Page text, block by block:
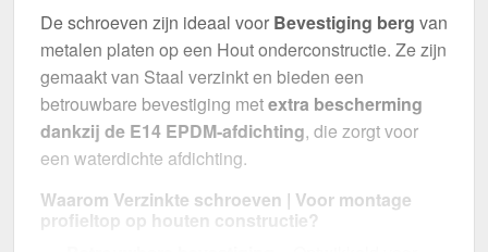
De schroeven zijn ideaal voor Bevestiging berg van
metalen platen op een Hout onderconstructie. Ze zijn
gemaakt van Staal verzinkt en bieden een
betrouwbare bevestiging metextra bescherming
dankzij de E14 EPDM-afdichting, die zorgt voor
een waterdichte afdichting.
Waarom Verzinkte schroeven | Voor montage
profieltop op houten constructie?